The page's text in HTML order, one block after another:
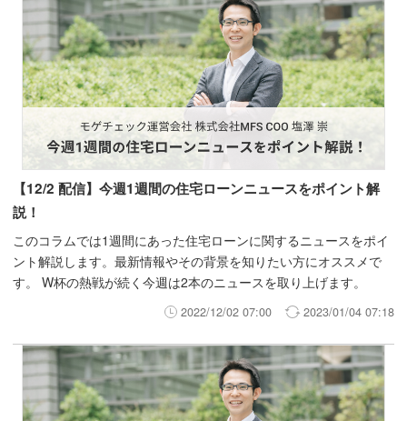
【12/2 配信】今週1週間の住宅ローンニュースをポイント解
説！
このコラムでは1週間にあった住宅ローンに関するニュースをポイ
ント解説します。最新情報やその背景を知りたい方にオススメで
す。 W杯の熱戦が続く今週は2本のニュースを取り上げます。
2022/12/02 07:00 2023/01/04 07:18